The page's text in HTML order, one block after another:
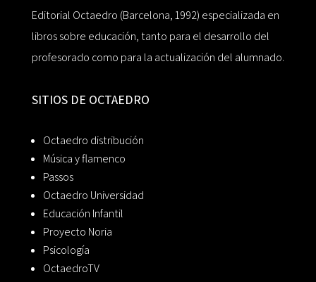
Editorial Octaedro (Barcelona, 1992) especializada en
libros sobre educación, tanto para el desarrollo del
profesorado como para la actualización del alumnado.
SITIOS DE OCTAEDRO
Octaedro distribución
Música y flamenco
Passos
Octaedro Universidad
Educación Infantil
Proyecto Noria
Psicología
OctaedroTV